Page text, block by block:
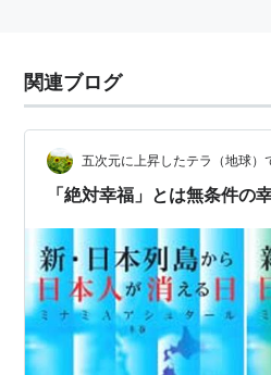
関連ブログ
五次元に上昇したテラ（地球）
「絶対幸福」とは無条件の